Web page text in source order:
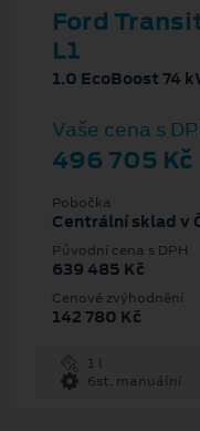
Ford
L1
1.0 EcoBoost 74
Vaše cena s
496 705 Kč
Pobočka
Centrální sklad v
Původní cena s DPH
639 485 Kč
Cenové zvýhodnění
142 780 Kč
1 l
6st. manuální